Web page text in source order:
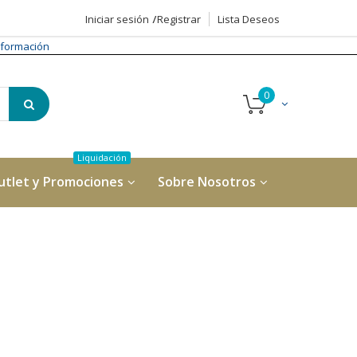
Iniciar sesión Registrar
Lista Deseos
y Promociones Sobre Nosotros